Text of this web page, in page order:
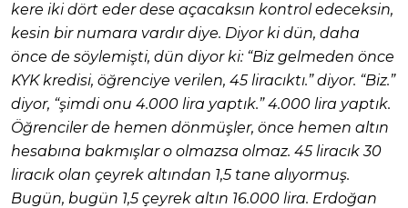
kere iki dört eder dese açacaksın kontrol edeceksin,
kesin bir numara vardır diye. Diyor ki dün, daha
önce de söylemişti, dün diyor ki: “Biz gelmeden önce
KYK kredisi, öğrenciye verilen, 45 liracıktı.” diyor. “Biz.”
diyor, “şimdi onu 4.000 lira yaptık.” 4.000 lira yaptık.
Öğrenciler de hemen dönmüşler, önce hemen altın
hesabına bakmışlar o olmazsa olmaz. 45 liracık 30
liracık olan çeyrek altından 1,5 tane alıyormuş.
Bugün, bugün 1,5 çeyrek altın 16.000 lira. Erdoğan